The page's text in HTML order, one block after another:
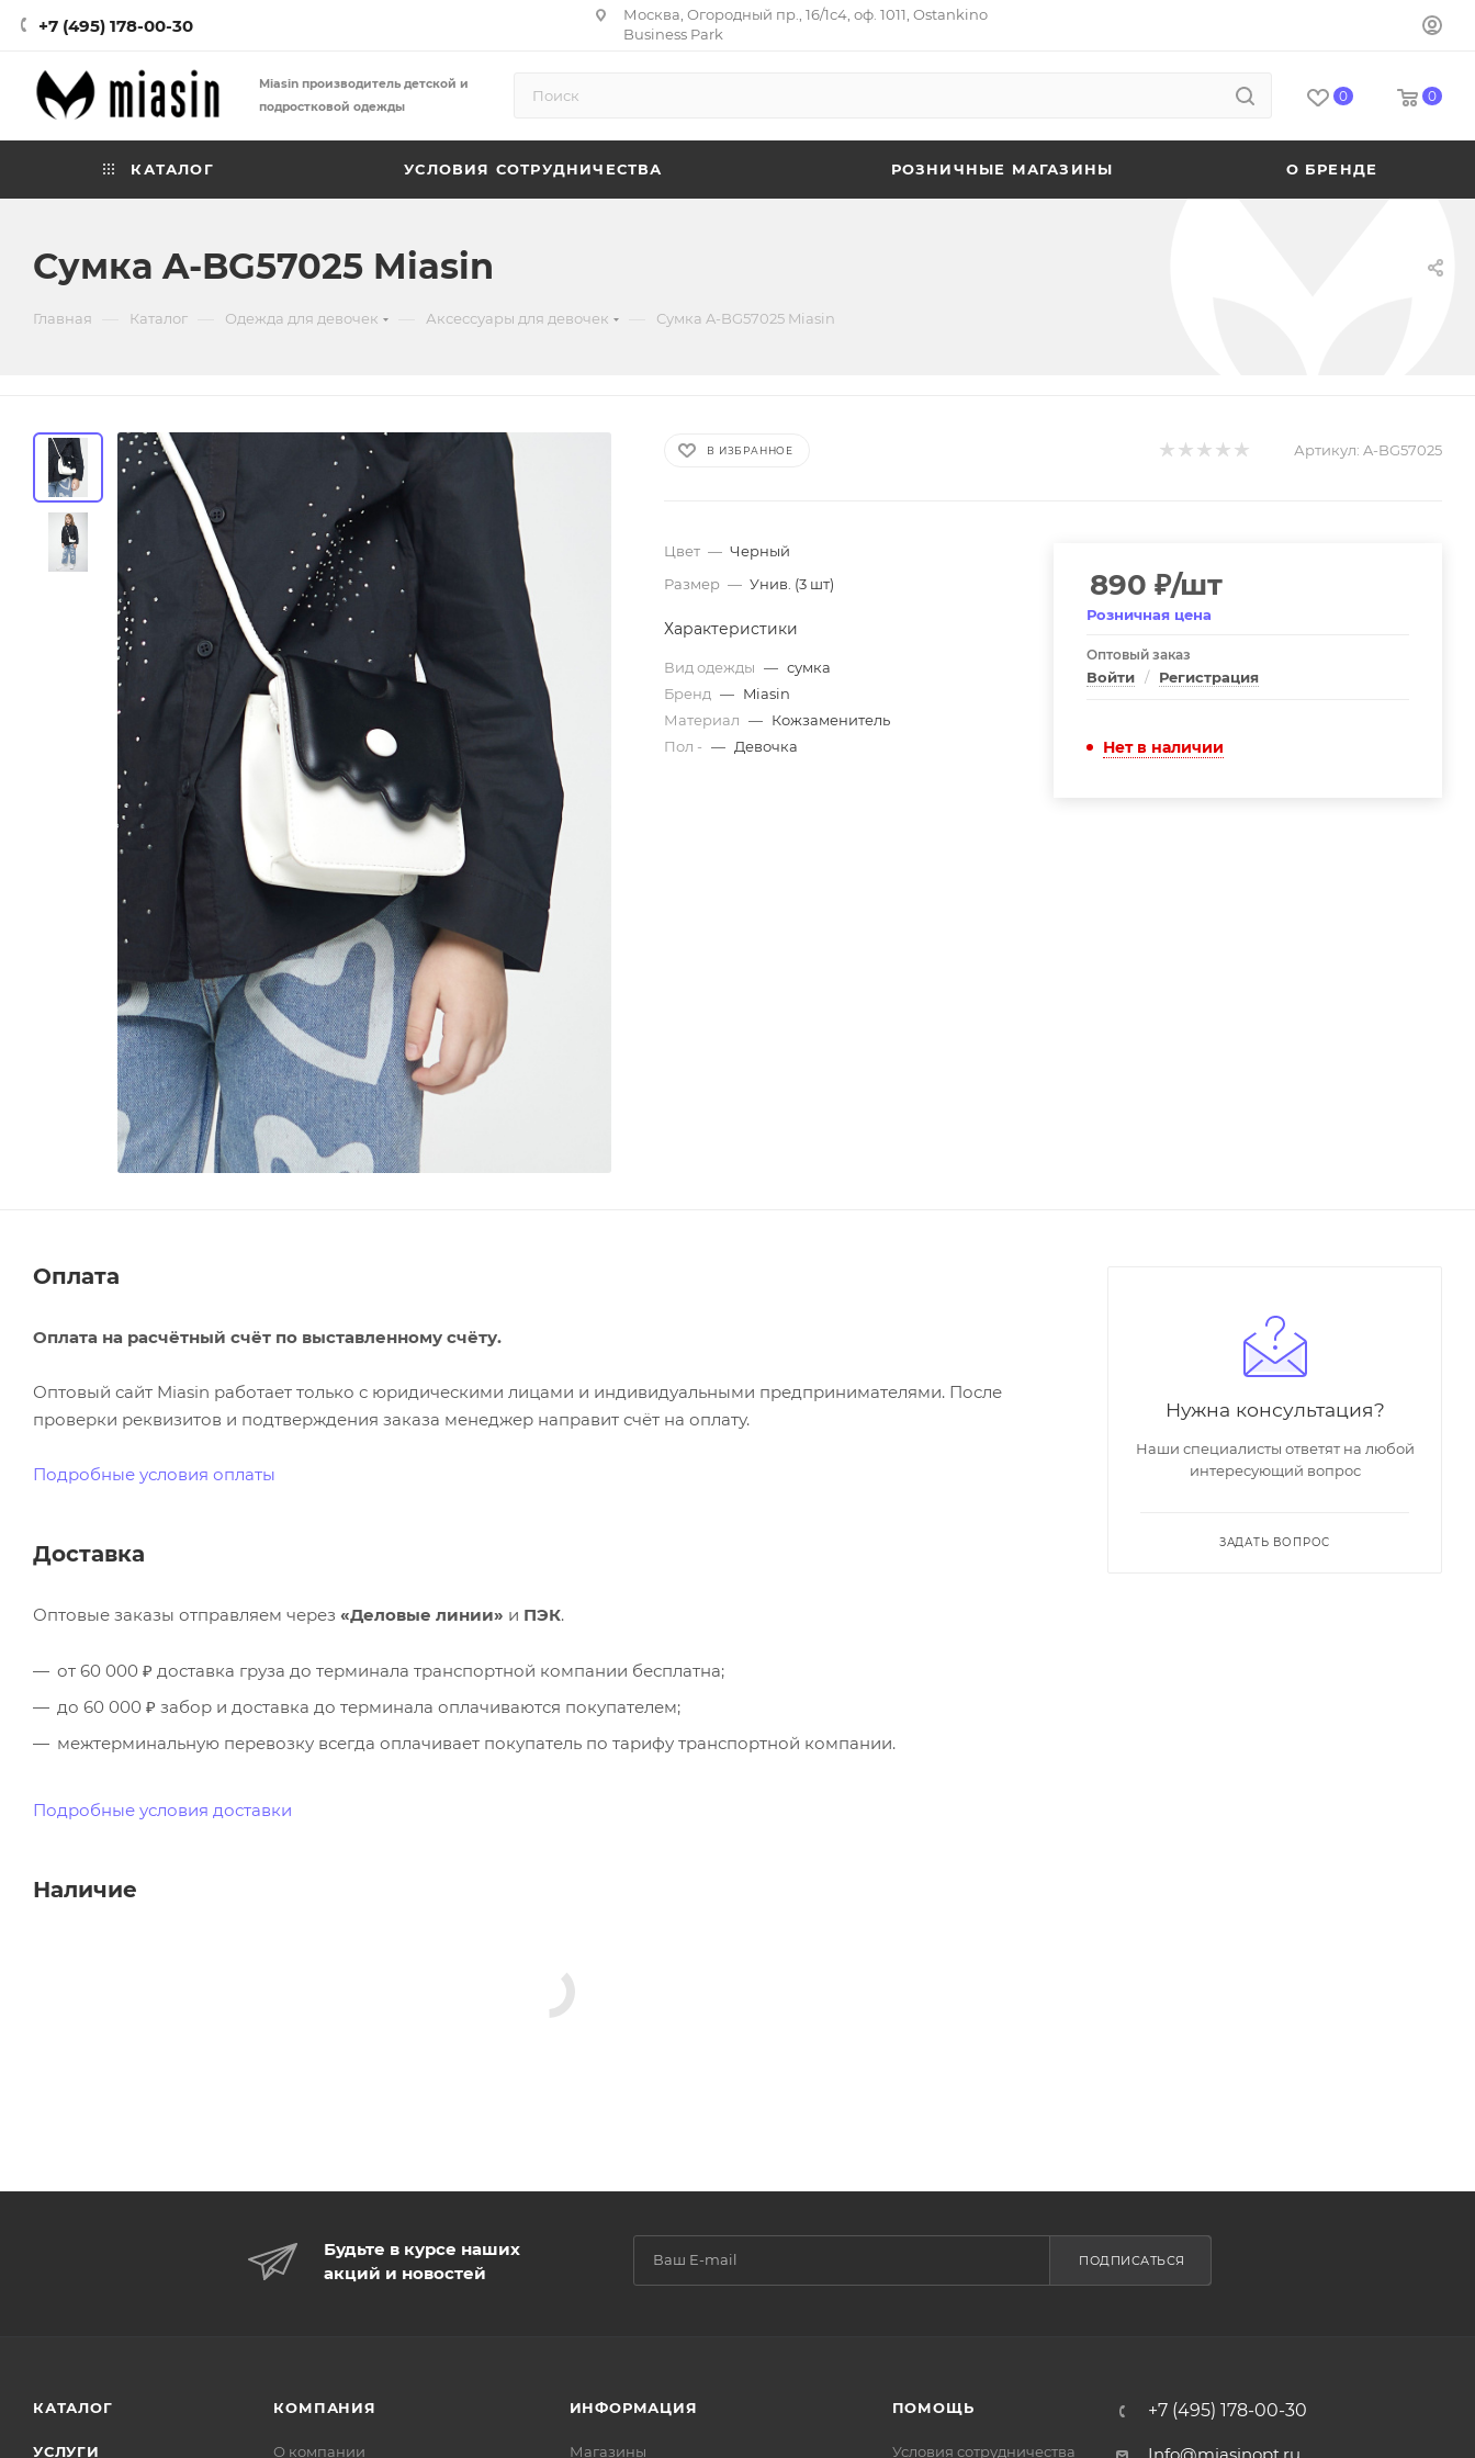
+7 (495) 178-00-30
Москва, Огородный пр., 16/1с4, оф. 1011, Ostankino
Business Park
Miasin производитель детской и
подростковой одежды
0 0
КАТАЛОГ УСЛОВИЯ СОТРУДНИЧЕСТВА РОЗНИЧНЫЕ МАГАЗИНЫ О БРЕНДЕ
Сумка A-BG57025 Miasin
Главная Каталог Одежда для девочек Аксессуары для девочек Сумка A-BG57025 Miasin
В ИЗБРАННОЕ Артикул: A-BG57025
Цвет — Черный
Размер — Унив. (3 шт)
Характеристики
Вид одежды — сумка
Бренд — Miasin
Материал — Кожзаменитель
Пол - — Девочка
890 ₽/шт
Розничная цена
Оптовый заказ
Войти / Регистрация
Нет в наличии
Оплата
Оплата на расчётный счёт по выставленному счёту.
Оптовый сайт Miasin работает только с юридическими лицами и индивидуальными предпринимателями. После
проверки реквизитов и подтверждения заказа менеджер направит счёт на оплату.
Подробные условия оплаты
Доставка
Оптовые заказы отправляем через «Деловые линии» и ПЭК.
от 60 000 ₽ доставка груза до терминала транспортной компании бесплатна;
до 60 000 ₽ забор и доставка до терминала оплачиваются покупателем;
межтерминальную перевозку всегда оплачивает покупатель по тарифу транспортной компании.
Подробные условия доставки
Наличие
Нужна консультация?
Наши специалисты ответят на любой
интересующий вопрос
ЗАДАТЬ ВОПРОС
Будьте в курсе наших
акций и новостей
ПОДПИСАТЬСЯ
КАТАЛОГ
УСЛУГИ
КОМПАНИЯ
О компании
ИНФОРМАЦИЯ
Магазины
ПОМОЩЬ
Условия сотрудничества
+7 (495) 178-00-30